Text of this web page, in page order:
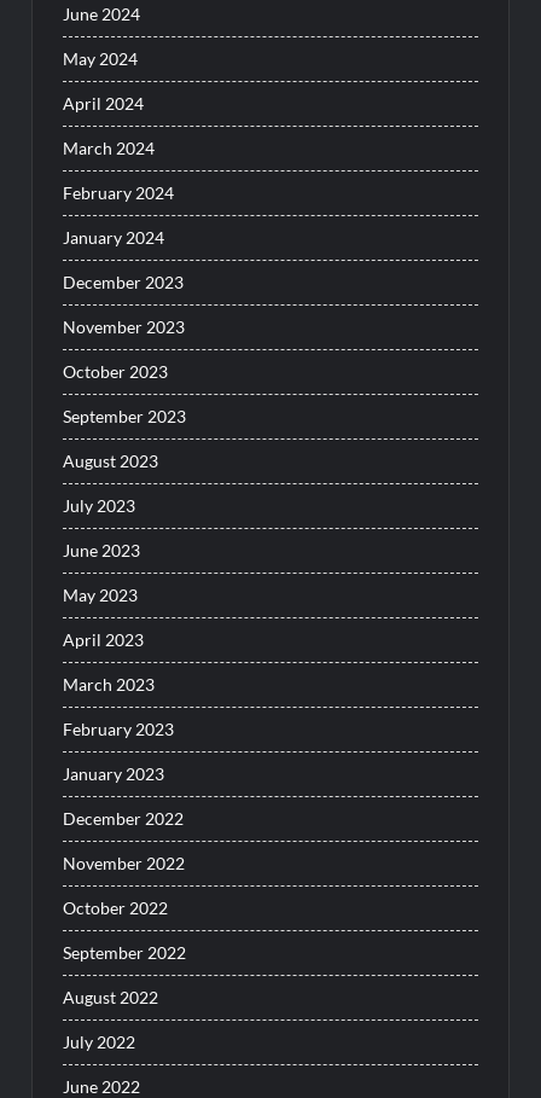
June 2024
May 2024
April 2024
March 2024
February 2024
January 2024
December 2023
November 2023
October 2023
September 2023
August 2023
July 2023
June 2023
May 2023
April 2023
March 2023
February 2023
January 2023
December 2022
November 2022
October 2022
September 2022
August 2022
July 2022
June 2022